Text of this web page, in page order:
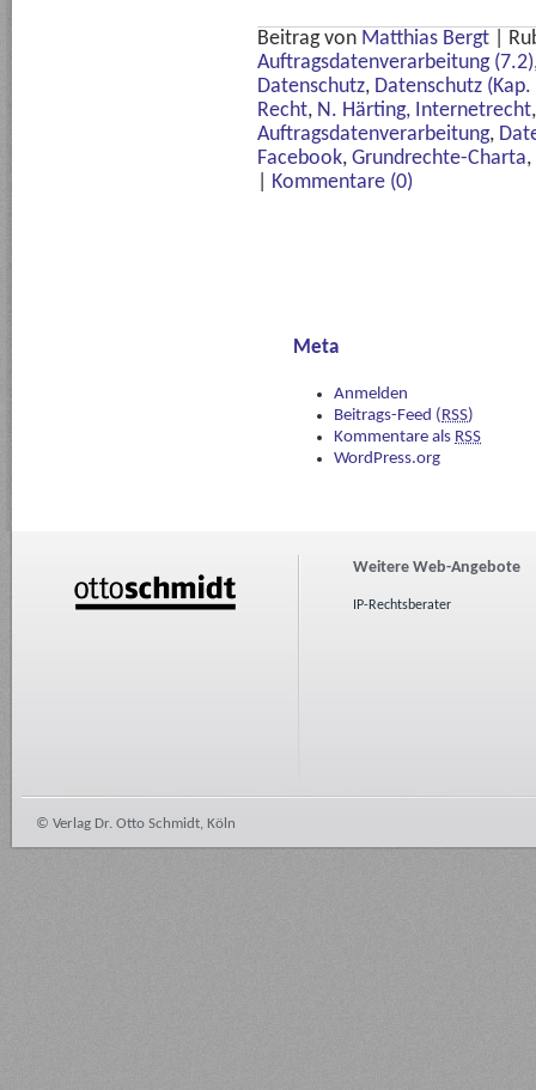
Beitrag von Matthias Bergt
Auftragsdatenverarbeitung (7.2)
Datenschutz, Datenschutz (Kap.
Recht, N. Härting, Internetrecht
Auftragsdatenverarbeitung,
Facebook, Grundrechte-Charta,
Kommentare (0)
Meta
Anmelden
Beitrags-Feed (RSS)
Kommentare als RSS
WordPress.org
Weitere Web-Angebote
IP-Rechtsberater
© Verlag Dr. Otto Schmidt, Köln